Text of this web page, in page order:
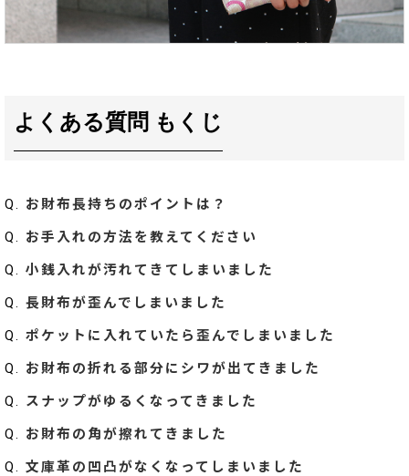
よくある質問 もくじ
Q. お財布長持ちのポイントは？
Q. お手入れの方法を教えてください
Q. 小銭入れが汚れてきてしまいました
Q. 長財布が歪んでしまいました
Q. ポケットに入れていたら歪んでしまいました
Q. お財布の折れる部分にシワが出てきました
Q. スナップがゆるくなってきました
Q. お財布の角が擦れてきました
Q. 文庫革の凹凸がなくなってしまいました